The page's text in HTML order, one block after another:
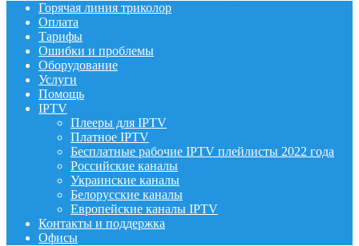
Горячая линия триколор
Оплата
Тарифы
Ошибки и проблемы
Оборудование
Услуги
Помощь
IPTV
Плееры для IPTV
Платное IPTV
Бесплатные рабочие IPTV плейлисты 2022 года
Российские каналы
Украинские каналы
Белорусские каналы
Европейские каналы IPTV
Контакты и поддержка
Офисы